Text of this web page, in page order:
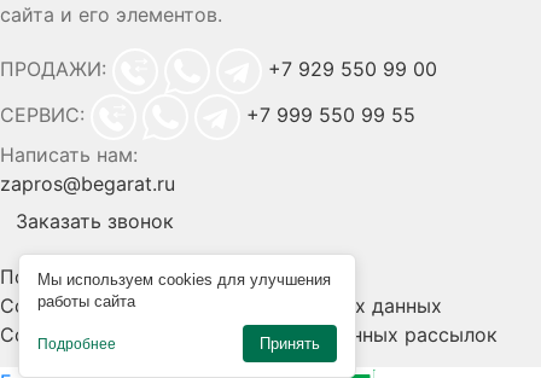
Мы используем cookies для улучшения
работы сайта
Подробнее Принять
сайта и его элементов.
ПРОДАЖИ:
+7 929 550 99 00
СЕРВИС:
+7 999 550 99 55
Написать нам:
zapros@begarat.ru
Заказать звонок
Политика конфиденциальности
Согласие на обработку персональных данных
Согласие на получение информационных рассылок